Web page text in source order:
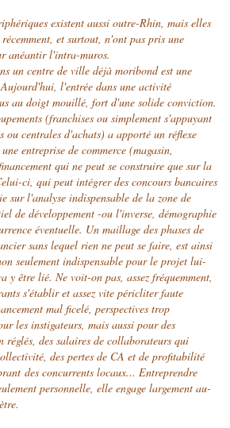
existent aussi outre-Rhin, mais elles
récemment, et surtout, n'ont pas pris une
anéantir l'intra-muros.
un centre de ville déjà moribond est une
l'entrée dans une activité
au doigt mouillé, fort d'une solide conviction.
(franchises ou simplement s'appuyant
ou centrales d'achats) a apporté un réflexe
entreprise de commerce (magasin,
qui ne peut se construire que sur la
ci, qui peut intégrer des concours bancaires
sur l'analyse indispensable de la zone de
de développement -ou l'inverse, démographie
éventuelle. Un maillage des phases de
sans lequel rien ne peut se faire, est ainsi
seulement indispensable pour le projet lui-
y être lié. Ne voit-on pas, assez fréquemment,
s'établir et assez vite péricliter faute
mal ficelé, perspectives trop
les instigateurs, mais aussi pour des
réglés, des salaires de collaborateurs qui
des pertes de CA et de profitabilité
des concurrents locaux... Entreprendre
personnelle, elle engage largement au-